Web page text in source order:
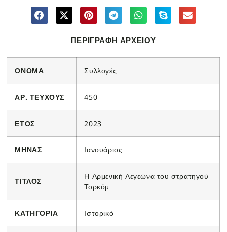
ΠΕΡΙΓΡΑΦΗ ΑΡΧΕΙΟΥ
ΟΝΟΜΑ Συλλογές
ΑΡ. ΤΕΥΧΟΥΣ 450
ΕΤΟΣ 2023
ΜΗΝΑΣ Ιανουάριος
ΤΙΤΛΟΣ
Η Αρμενική Λεγεώνα του στρατηγού
Τορκόμ
ΚΑΤΗΓΟΡΙΑ Ιστορικό